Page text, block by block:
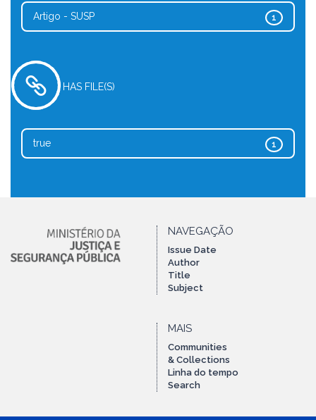
1
Artigo - SUSP
HAS FILE(S)
1
true
NAVEGAÇÃO
Issue Date
Author
Title
Subject
MAIS
Communities
& Collections
Linha do tempo
Search